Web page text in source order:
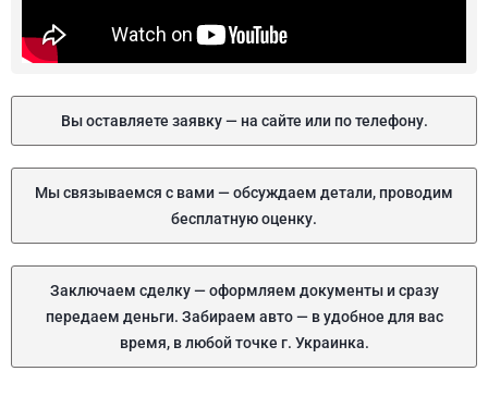
Вы оставляете заявку — на сайте или по телефону.
Мы связываемся с вами — обсуждаем детали, проводим
бесплатную оценку.
Заключаем сделку — оформляем документы и сразу
передаем деньги. Забираем авто — в удобное для вас
время, в любой точке г. Украинка.